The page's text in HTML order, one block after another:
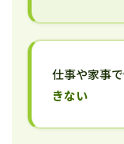
仕事や家事で
きない